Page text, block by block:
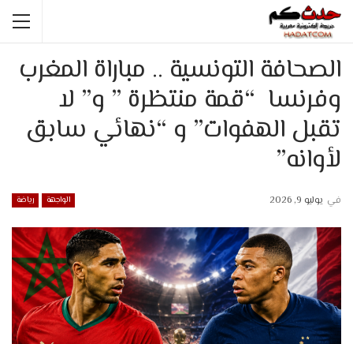
الصحافة التونسية .. مباراة المغرب
وفرنسا “قمة منتظرة ” و” لا
تقبل الهفوات” و “نهائي سابق
لأوانه”
الواجهة رياضة في يوليو 9, 2026